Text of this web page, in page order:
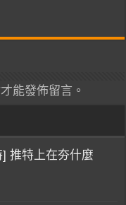
能發佈留言。
推特上在夯什麼